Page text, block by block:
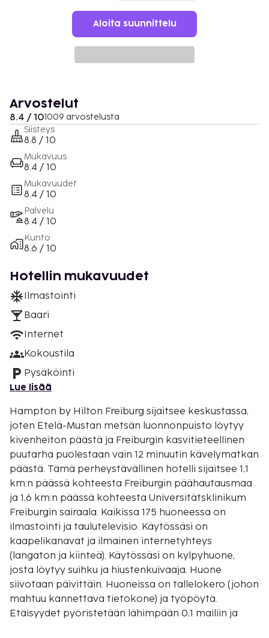
Aloita suunnittelu
Arvostelut
8.4 / 101009 arvostelusta
Siisteys
8.8 / 10
Mukavuus
8.4 / 10
Mukavuudet
8.4 / 10
Palvelu
8.4 / 10
Kunto
8.6 / 10
Hotellin mukavuudet
Ilmastointi
Baari
Internet
Kokoustila
Pysäköinti
Lue lisää
Hampton by Hilton Freiburg sijaitsee keskustassa,
joten Etelä-Mustan metsän luonnonpuisto löytyy
kivenheiton päästä ja Freiburgin kasvitieteellinen
puutarha puolestaan vain 12 minuutin kävelymatkan
päästä. Tämä perheystävällinen hotelli sijaitsee 1,1
km:n päässä kohteesta Freiburgin päähautausmaa
ja 1,6 km:n päässä kohteesta Universitätsklinikum
Freiburgin sairaala. Kaikissa 175 huoneessa on
ilmastointi ja taulutelevisio. Käytössäsi on
kaapelikanavat ja ilmainen internetyhteys
(langaton ja kiinteä). Käytössäsi on kylpyhuone,
josta löytyy suihku ja hiustenkuivaaja. Huone
siivotaan päivittäin. Huoneissa on tallelokero (johon
mahtuu kannettava tietokone) ja työpöytä.
Etäisyydet pyöristetään lähimpään 0,1 mailiin ja